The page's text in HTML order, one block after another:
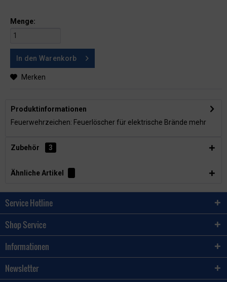
Menge:
In den Warenkorb
Merken
Produktinformationen
Feuerwehrzeichen: Feuerlöscher für elektrische Brände mehr
Zubehör 3
Ähnliche Artikel
Service Hotline
Shop Service
Informationen
Newsletter